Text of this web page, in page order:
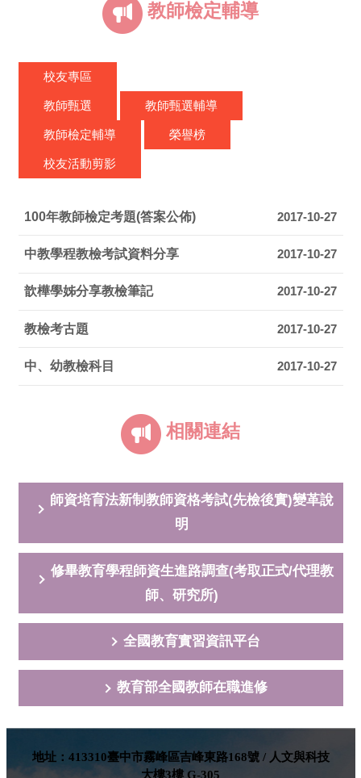
教師檢定輔導
校友專區
教師甄選 教師甄選輔導
教師檢定輔導 榮譽榜
校友活動剪影
100年教師檢定考題(答案公佈) 2017-10-27
中教學程教檢考試資料分享 2017-10-27
歆樺學姊分享教檢筆記 2017-10-27
教檢考古題 2017-10-27
中、幼教檢科目 2017-10-27
相關連結
師資培育法新制教師資格考試(先檢後實)變革說
明
修畢教育學程師資生進路調查(考取正式/代理教
師、研究所)
全國教育實習資訊平台
教育部全國教師在職進修
地址：413310臺中市霧峰區吉峰東路168號 / 人文與科技
大樓3樓 G-305